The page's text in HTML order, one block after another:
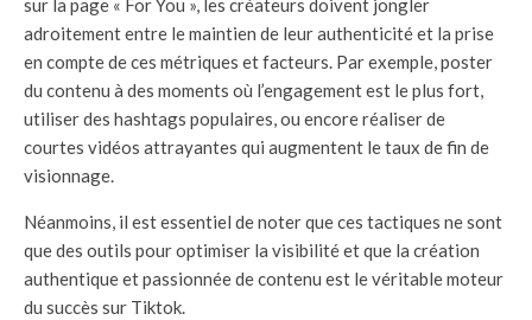
sur la page « For You », les créateurs doivent jongler
adroitement entre le maintien de leur authenticité et la prise
en compte de ces métriques et facteurs. Par exemple, poster
du contenu à des moments où l’engagement est le plus fort,
utiliser des hashtags populaires, ou encore réaliser de
courtes vidéos attrayantes qui augmentent le taux de fin de
visionnage.
Néanmoins, il est essentiel de noter que ces tactiques ne sont
que des outils pour optimiser la visibilité et que la création
authentique et passionnée de contenu est le véritable moteur
du succès sur Tiktok.